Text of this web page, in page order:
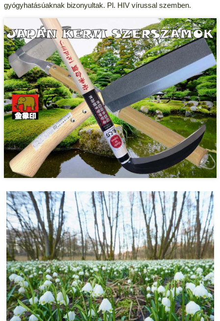
gyógyhatásúaknak bizonyultak. Pl. HIV vírussal szemben.